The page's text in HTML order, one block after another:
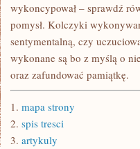
wykoncypował – sprawdź
pomysł. Kolczyki
sentymentalną, czy
wykonane są bo z myślą o
oraz zafundować pamiątkę.
1. mapa strony
2. spis tresci
3. artykuly